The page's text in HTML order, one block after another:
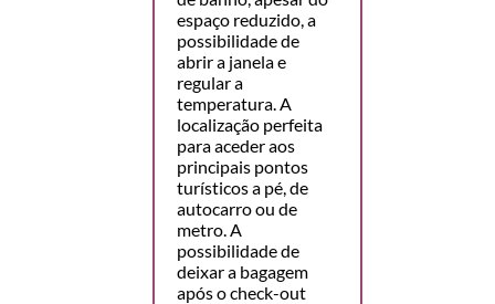
espaço reduzido, a
possibilidade de
abrir a janela e
regular a
temperatura. A
localização perfeita
para aceder aos
principais pontos
turísticos a pé, de
autocarro ou de
metro. A
possibilidade de
deixar a bagagem
após o check-out